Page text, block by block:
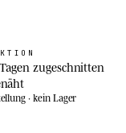
zugeschnitten
· kein Lager